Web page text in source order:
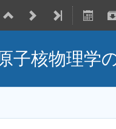
子核物理学